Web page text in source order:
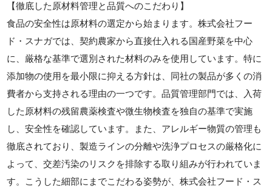
【徹底した原材料管理と品質へのこだわり】
食品の安全性は原材料の選定から始まります。株式会社フー
ド・スナガでは、契約農家から直接仕入れる国産野菜を中心
に、厳格な基準で選別された材料のみを使用しています。特に
添加物の使用を最小限に抑える方針は、同社の製品が多くの消
費者から支持される理由の一つです。品質管理部門では、入荷
した原材料の残留農薬検査や微生物検査を独自の基準で実施
し、安全性を確認しています。また、アレルギー物質の管理も
徹底されており、製造ラインの分離や洗浄プロセスの厳格化に
よって、交差汚染のリスクを排除する取り組みが行われていま
す。こうした細部にまでこだわる姿勢が、株式会社フード・ス